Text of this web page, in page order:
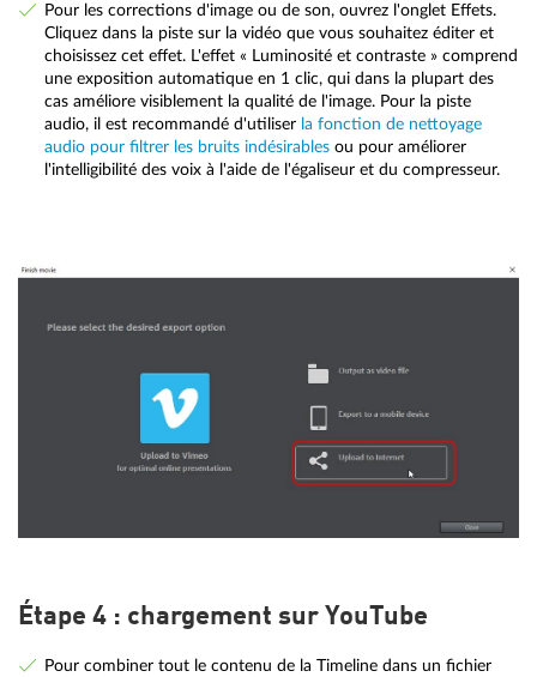
Pour les corrections d'image ou de son, ouvrez l'onglet Effets.
Cliquez dans la piste sur la vidéo que vous souhaitez éditer et
choisissez cet effet. L'effet « Luminosité et contraste » comprend
une exposition automatique en 1 clic, qui dans la plupart des
cas améliore visiblement la qualité de l'image. Pour la piste
audio, il est recommandé d'utiliser la fonction de nettoyage
audio pour filtrer les bruits indésirablesou pour améliorer
l'intelligibilité des voix à l'aide de l'égaliseur et du compresseur.
Étape 4 : chargement sur YouTube
Pour combiner tout le contenu de la Timeline dans un fichier